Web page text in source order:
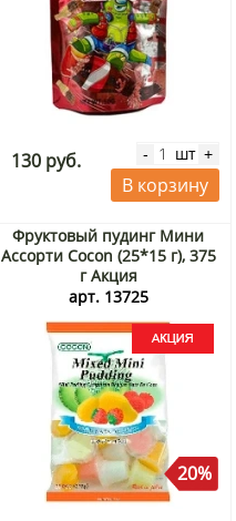
130 руб. - шт +
В корзину
Фруктовый пудинг Мини
Ассорти Cocon (25*15 г), 375
г Акция
арт. 13725
20%